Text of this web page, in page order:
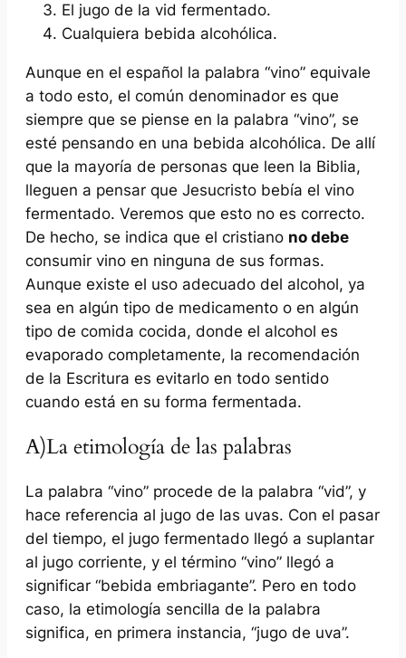
El jugo de la vid fermentado.
Cualquiera bebida alcohólica.
Aunque en el español la palabra “vino” equivale
a todo esto, el común denominador es que
siempre que se piense en la palabra “vino”, se
esté pensando en una bebida alcohólica. De allí
que la mayoría de personas que leen la Biblia,
lleguen a pensar que Jesucristo bebía el vino
fermentado. Veremos que esto no es correcto.
De hecho, se indica que el cristiano no debe
consumir vino en ninguna de sus formas.
Aunque existe el uso adecuado del alcohol, ya
sea en algún tipo de medicamento o en algún
tipo de comida cocida, donde el alcohol es
evaporado completamente, la recomendación
de la Escritura es evitarlo en todo sentido
cuando está en su forma fermentada.
A)La etimología de las palabras
La palabra “vino” procede de la palabra “vid”, y
hace referencia al jugo de las uvas. Con el pasar
del tiempo, el jugo fermentado llegó a suplantar
al jugo corriente, y el término “vino” llegó a
significar “bebida embriagante”. Pero en todo
caso, la etimología sencilla de la palabra
significa, en primera instancia, “jugo de uva”.